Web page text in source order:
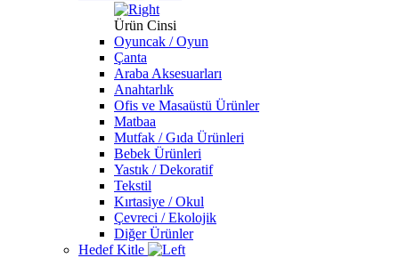
Ürün Cinsi
Oyuncak / Oyun
Çanta
Araba Aksesuarları
Anahtarlık
Ofis ve Masaüstü Ürünler
Matbaa
Mutfak / Gıda Ürünleri
Bebek Ürünleri
Yastık / Dekoratif
Tekstil
Kırtasiye / Okul
Çevreci / Ekolojik
Diğer Ürünler
Hedef Kitle